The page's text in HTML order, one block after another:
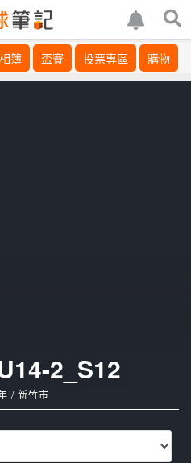
相簿 盃賽 投票專區 購物
2_S12
/ 新竹市